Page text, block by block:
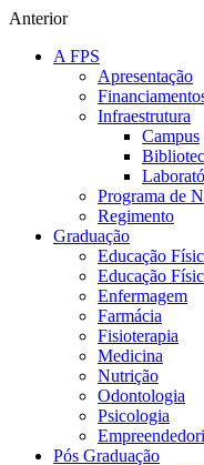
Anterior
A FPS
Apresentação
Infraestrutura
Campus
Programa de
Regimento
Graduação
Educação
Educação
Enfermagem
Farmácia
Fisioterapia
Medicina
Nutrição
Odontologia
Psicologia
Pós Graduação